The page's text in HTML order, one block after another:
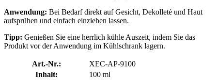
Anwendung: Bei Bedarf direkt auf Gesicht, Dekolleté und Haut
aufsprühen und einfach einziehen lassen.
Tipp: Genießen Sie eine herrlich kühle Auszeit, indem Sie das
Produkt vor der Anwendung im Kühlschrank lagern.
Art.-Nr.:
XEC-AP-9100
Inhalt:
100 ml